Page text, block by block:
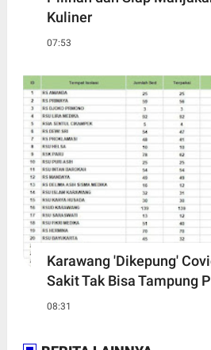
Kuliner
07:53
Karawang 'Dikepung'
Sakit Tak Bisa Tampung
08:31